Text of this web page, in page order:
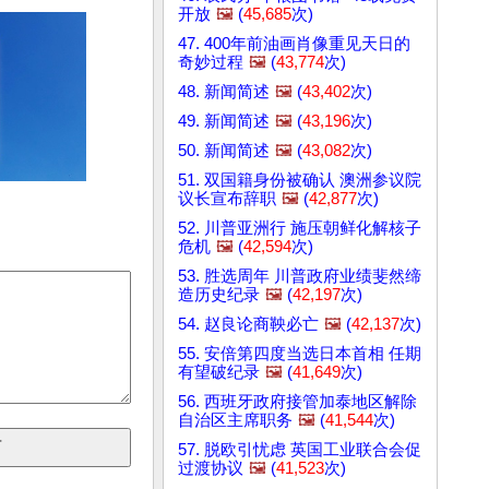
开放 🖼️ (45,685次)
47. 400年前油画肖像重见天日的
奇妙过程 🖼️ (43,774次)
48. 新闻简述 🖼️ (43,402次)
49. 新闻简述 🖼️ (43,196次)
50. 新闻简述 🖼️ (43,082次)
51. 双国籍身份被确认 澳洲参议院
议长宣布辞职 🖼️ (42,877次)
52. 川普亚洲行 施压朝鲜化解核子
危机 🖼️ (42,594次)
53. 胜选周年 川普政府业绩斐然缔
造历史纪录 🖼️ (42,197次)
54. 赵良论商鞅必亡 🖼️ (42,137次)
55. 安倍第四度当选日本首相 任期
有望破纪录 🖼️ (41,649次)
56. 西班牙政府接管加泰地区解除
自治区主席职务 🖼️ (41,544次)
57. 脱欧引忧虑 英国工业联合会促
过渡协议 🖼️ (41,523次)